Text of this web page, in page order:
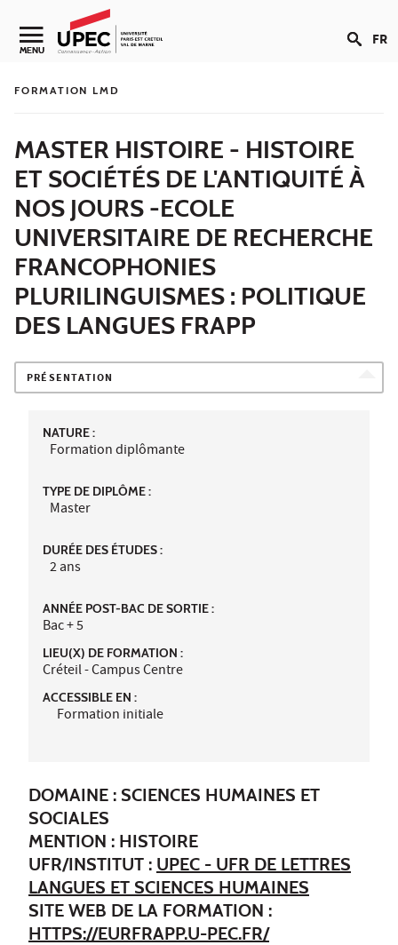
Aller au contenu
Navigation secondaire
MENU FR
FORMATION LMD
MASTER HISTOIRE - HISTOIRE
ET SOCIÉTÉS DE L'ANTIQUITÉ À
NOS JOURS -ECOLE
UNIVERSITAIRE DE RECHERCHE
FRANCOPHONIES
PLURILINGUISMES : POLITIQUE
DES LANGUES FRAPP
PRÉSENTATION
NATURE :
Formation diplômante
TYPE DE DIPLÔME :
Master
DURÉE DES ÉTUDES :
2 ans
ANNÉE POST-BAC DE SORTIE :
Bac + 5
LIEU(X) DE FORMATION :
Créteil - Campus Centre
ACCESSIBLE EN :
Formation initiale
DOMAINE : SCIENCES HUMAINES ET
SOCIALES
MENTION : HISTOIRE
UFR/INSTITUT : UPEC - UFR DE LETTRES
LANGUES ET SCIENCES HUMAINES
SITE WEB DE LA FORMATION :
HTTPS://EURFRAPP.U-PEC.FR/